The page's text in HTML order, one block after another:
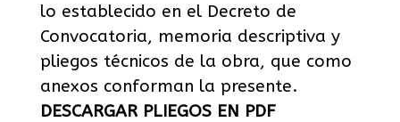
lo establecido en el Decreto de
Convocatoria, memoria descriptiva y
pliegos técnicos de la obra, que como
anexos conforman la presente.
DESCARGAR PLIEGOS EN PDF